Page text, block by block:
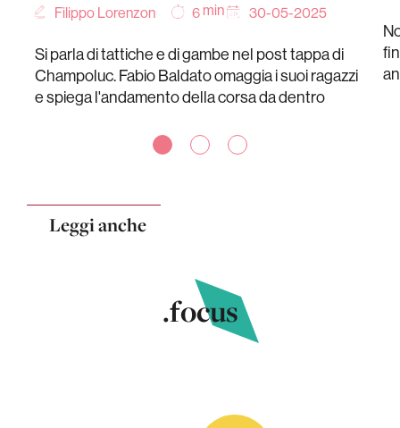
Filippo Lorenzon 6 min 30-05-2025
Si parla di tattiche e di gambe nel post tappa di
Champoluc. Fabio Baldato omaggia i suoi ragazzi
e spiega l'andamento della corsa da dentro
Leggi anche
.focus